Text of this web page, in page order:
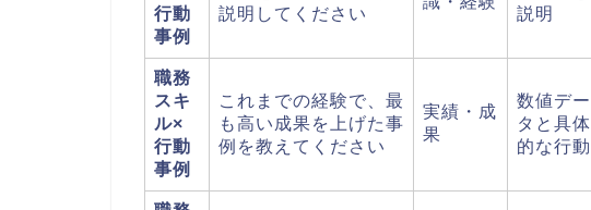
行動
事例
説明してください
説明
職務
スキ
ル×
行動
事例
これまでの経験で、最
も高い成果を上げた事
例を教えてください
実績・成
果
数値デー
タと具体
的な行動